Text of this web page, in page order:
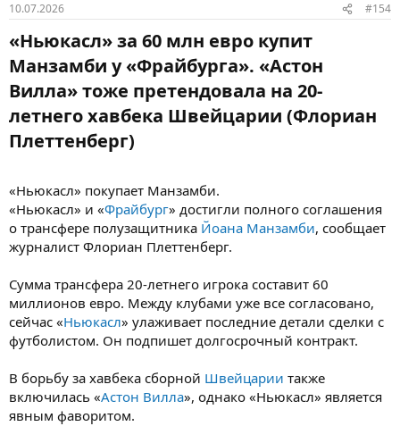
10.07.2026 #154
«Ньюкасл» за 60 млн евро купит
Манзамби у «Фрайбурга». «Астон
Вилла» тоже претендовала на 20-
летнего хавбека Швейцарии (Флориан
Плеттенберг)​
«Ньюкасл» покупает Манзамби.
«Ньюкасл» и «Фрайбург» достигли полного соглашения
о трансфере полузащитника Йоана Манзамби, сообщает
журналист Флориан Плеттенберг.
Сумма трансфера 20-летнего игрока составит 60
миллионов евро. Между клубами уже все согласовано,
сейчас «Ньюкасл» улаживает последние детали сделки с
футболистом. Он подпишет долгосрочный контракт.
В борьбу за хавбека сборной Швейцарии также
включилась «Астон Вилла», однако «Ньюкасл» является
явным фаворитом.